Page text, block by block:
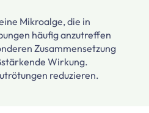
Mikroalge, die in
häufig anzutreffen
Zusammensetzung
Wirkung.
reduzieren.